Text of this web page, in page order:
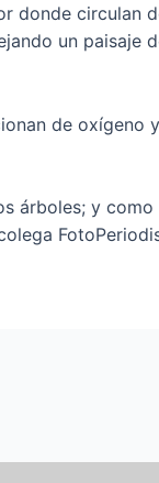
circulan
un paisaje
de oxígeno
árboles; y